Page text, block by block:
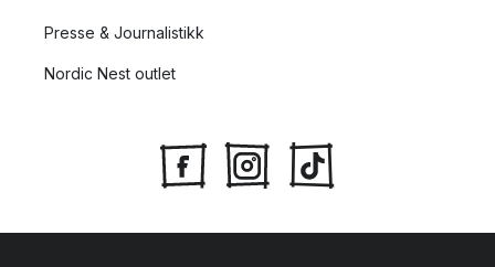
Presse & Journalistikk
Nordic Nest outlet